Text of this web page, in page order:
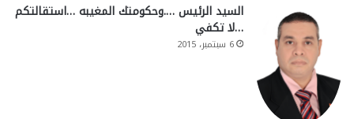
السيد الرئيس ….وحكومتك المغيبه …استقالتكم
…لا تكفي
6 سبتمبر، 2015